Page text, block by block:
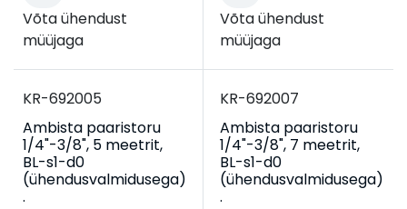
Võta ühendust
müüjaga
Võta ühendust
müüjaga
Kampaania
KR-692005
Ambista paaristoru
1/4"-3/8", 5 meetrit,
BL-s1-d0
(ühendusvalmidusega)
.
Kampaania
KR-692007
Ambista paaristoru
1/4"-3/8", 7 meetrit,
BL-s1-d0
(ühendusvalmidusega)
.